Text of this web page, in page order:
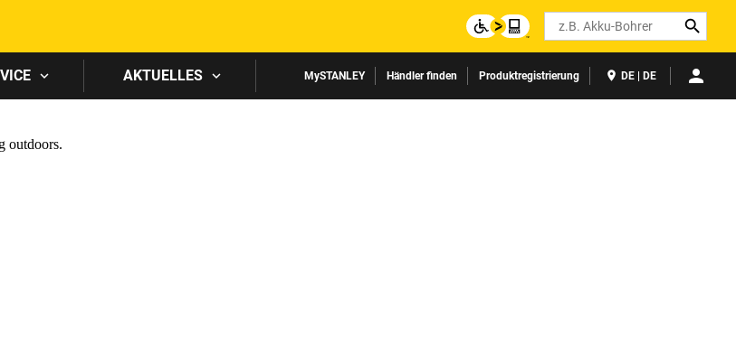
Search
AKTUELLES MySTANLEY Händler finden Produktregistrierung DE | DE